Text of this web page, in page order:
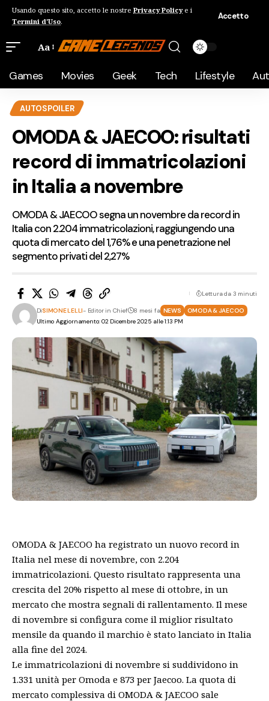
Usando questo sito, accetto le nostre Privacy Policye i
Termini d'Uso.
Accetto
Aa
Games Movies Geek Tech Lifestyle
AUTOSPOILER
OMODA & JAECOO: risultati
record di immatricolazioni
in Italia a novembre
OMODA & JAECOO segna un novembre da record in
Italia con 2.204 immatricolazioni, raggiungendo una
quota di mercato del 1,76% e una penetrazione nel
segmento privati del 2,27%
Ultimo Aggiornamento: 02 Dicembre 2025 alle 1:13 PM
DiSIMONE LELLI- Editor in Chief 8 mesi fa NEWS OMODA & JAECOO
Lettura da 3 minuti
OMODA & JAECOO ha registrato un nuovo record in
Italia nel mese di novembre, con 2.204
immatricolazioni. Questo risultato rappresenta una
crescita del 20% rispetto al mese di ottobre, in un
mercato che mostra segnali di rallentamento. Il mese
di novembre si configura come il miglior risultato
mensile da quando il marchio è stato lanciato in Italia
alla fine del 2024.
Le immatricolazioni di novembre si suddividono in
1.331 unità per Omoda e 873 per Jaecoo. La quota di
mercato complessiva di OMODA & JAECOO sale